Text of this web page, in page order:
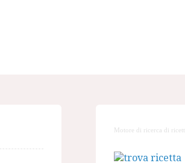
Motore di ricerca di ricette